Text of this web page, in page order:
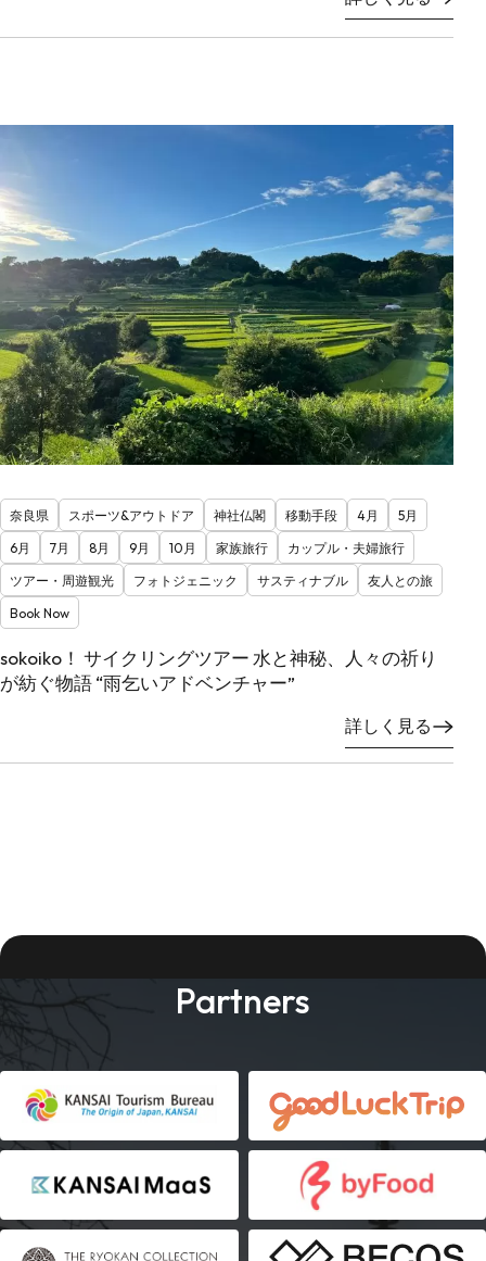
奈良県 スポーツ&アウトドア 神社仏閣 移動手段 4月
5月
6月
7月 8月 9月 10月 家族旅行
カップル・夫婦旅行
ツアー・周遊観光
フォトジェニック サスティナブル
友人との旅
Book Now
sokoiko！ サイクリングツアー 水と神秘、人々の祈り
が紡ぐ物語 “雨乞いアドベンチャー”
詳しく見る
Partners